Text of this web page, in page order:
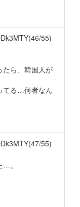
55)
たら、韓国人が
てる…何者なん
55)
。